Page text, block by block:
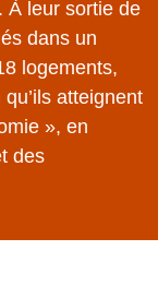
À leur sortie de
dans un
logements,
atteignent
», en
des